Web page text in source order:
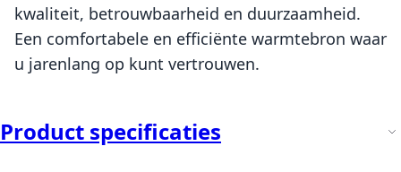
kwaliteit, betrouwbaarheid en duurzaamheid.
Een comfortabele en efficiënte warmtebron waar
u jarenlang op kunt vertrouwen.
Product specificaties